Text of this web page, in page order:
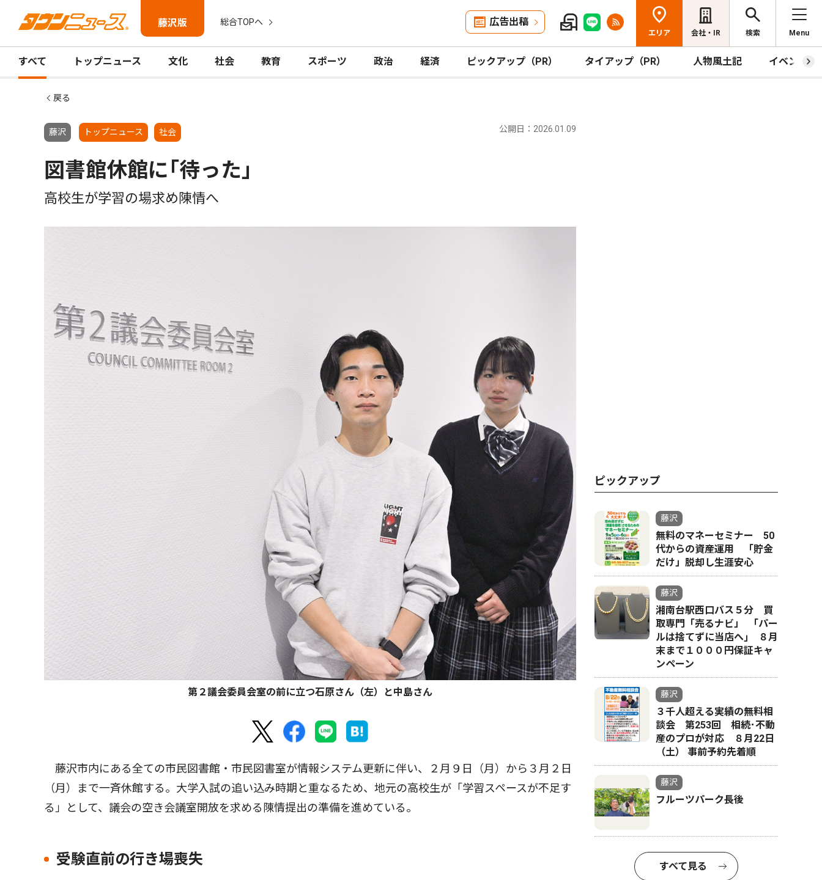
藤沢版 総合TOPへ 広告出稿
エリア 会社・IR 検索 Menu
すべて トップニュース 文化 社会 教育 スポーツ 政治 経済 ピックアップ（PR） タイアップ（PR） 人物風土記 イベント
戻る
藤沢 トップニュース 社会 公開日：2026.01.09
図書館休館に｢待った｣
高校生が学習の場求め陳情へ
第２議会委員会室の前に立つ石原さん（左）と中島さん
藤沢市内にある全ての市民図書館・市民図書室が情報システム更新に伴い、２月９日（月）から３月２日
（月）まで一斉休館する。大学入試の追い込み時期と重なるため、地元の高校生が「学習スペースが不足す
る」として、議会の空き会議室開放を求める陳情提出の準備を進めている。
受験直前の行き場喪失
ピックアップ
藤沢
無料のマネーセミナー 50
代からの資産運用 「貯金
だけ」脱却し生涯安心
藤沢
湘南台駅西口バス５分 買
取専門「売るナビ」 ｢パー
ルは捨てずに当店へ｣ ８月
末まで１０００円保証キャ
ンペーン
藤沢
３千人超える実績の無料相
談会 第253回 相続･不動
産のプロが対応 ８月22日
（土） 事前予約先着順
藤沢
フルーツパーク長後
すべて見る